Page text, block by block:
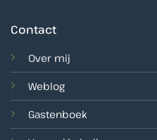
Contact
Over mij
Weblog
Gastenboek